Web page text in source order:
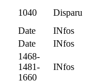
1040
Disparu
Date
INfos
Date INfos
1468-
1481-
1660
INfos